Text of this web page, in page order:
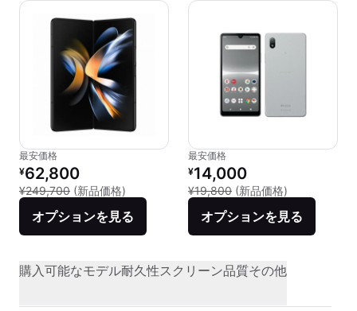
最安価格
リファービッシュ品の価格：
¥62,800
¥249,700 (新品価格) 新品との比較：¥249,700
オプションを見る
最安価格
リファービッシュ品の価格：
¥14,000
¥19,800 (新品価格)
オプションを見る
購入可能なモデル耐久性スクリーン品質その他